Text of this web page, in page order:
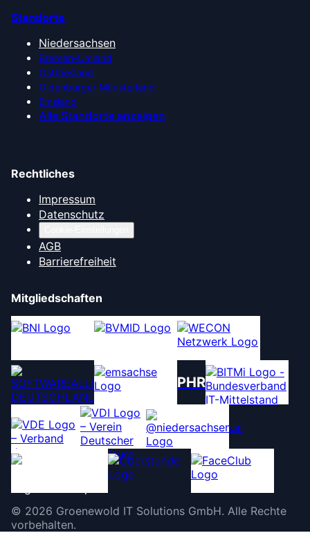
Standorte
Niedersachsen
Bremen-Umland
Ostfriesland
Oldenburger Münsterland
Emsland
Alle Standorte anzeigen
Rechtliches
Impressum
Datenschutz
AGB
Barrierefreiheit
Mitgliedschaften
PHR
© 2026 Groenewold IT Solutions GmbH. Alle Rechte
vorbehalten.